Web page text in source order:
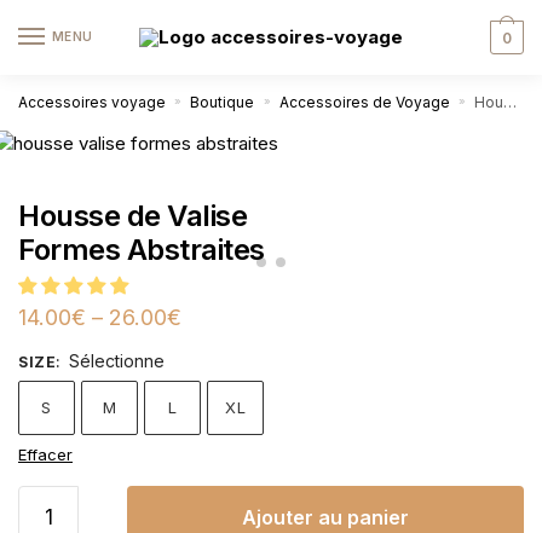
MENU 0
Accessoires voyage » Boutique » Accessoires de Voyage » Housse de Valise Formes Abstraites
Housse de Valise
Formes Abstraites
14.00€ – 26.00€
SIZE: Sélectionne
S M L XL
Effacer
Ajouter au panier